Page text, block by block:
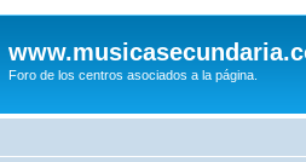
Foro de los centros asociados a la página.